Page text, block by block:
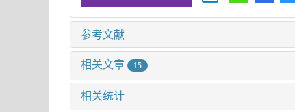
参考文献
相关文章 15
相关统计